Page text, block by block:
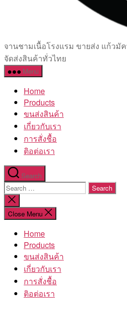
เซรามิค
ครบ
ครัน
โรงงาน
จานชามเนื้อโรงแรม ขายส่ง แก้ว
จัดส่งสินค้าทั่วไทย
Menu
Home
Products
ขนส่งสินค้า
เกี่ยวกับเรา
การสั่งชื้อ
ติอต่อเรา
Search
Search
for:
Close
search
Close Menu
Home
Products
ขนส่งสินค้า
เกี่ยวกับเรา
การสั่งชื้อ
ติอต่อเรา